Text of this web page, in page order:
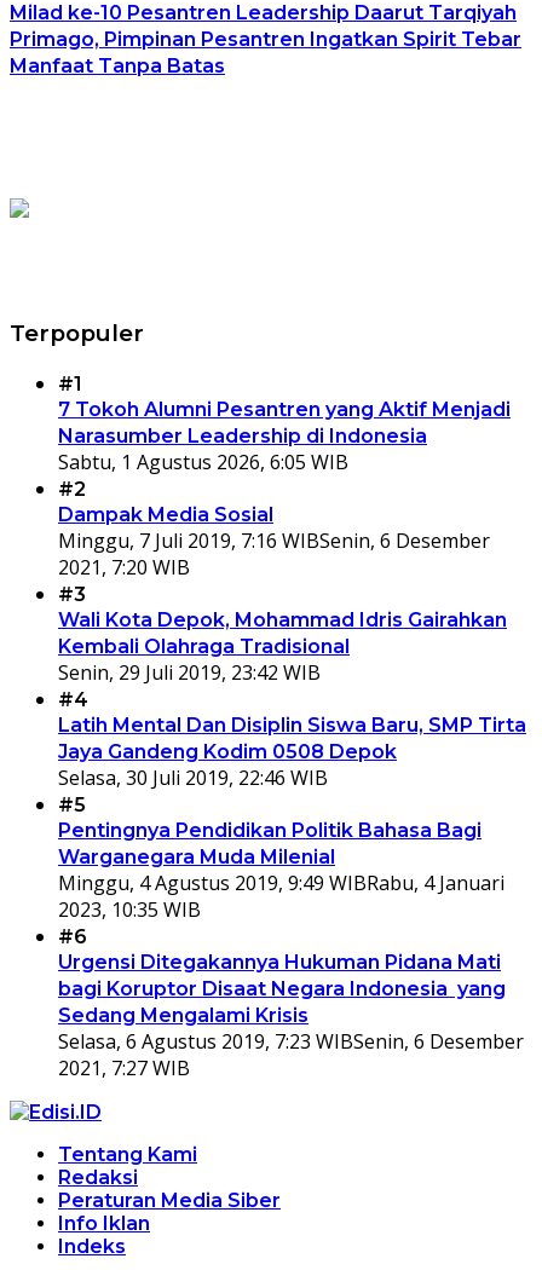
Milad ke-10 Pesantren Leadership Daarut Tarqiyah
Primago, Pimpinan Pesantren Ingatkan Spirit Tebar
Manfaat Tanpa Batas
Terpopuler
#1
7 Tokoh Alumni Pesantren yang Aktif Menjadi
Narasumber Leadership di Indonesia
Sabtu, 1 Agustus 2026, 6:05 WIB
#2
Dampak Media Sosial
Minggu, 7 Juli 2019, 7:16 WIBSenin, 6 Desember
2021, 7:20 WIB
#3
Wali Kota Depok, Mohammad Idris Gairahkan
Kembali Olahraga Tradisional
Senin, 29 Juli 2019, 23:42 WIB
#4
Latih Mental Dan Disiplin Siswa Baru, SMP Tirta
Jaya Gandeng Kodim 0508 Depok
Selasa, 30 Juli 2019, 22:46 WIB
#5
Pentingnya Pendidikan Politik Bahasa Bagi
Warganegara Muda Milenial
Minggu, 4 Agustus 2019, 9:49 WIBRabu, 4 Januari
2023, 10:35 WIB
#6
Urgensi Ditegakannya Hukuman Pidana Mati
bagi Koruptor Disaat Negara Indonesia yang
Sedang Mengalami Krisis
Selasa, 6 Agustus 2019, 7:23 WIBSenin, 6 Desember
2021, 7:27 WIB
Tentang Kami
Redaksi
Peraturan Media Siber
Info Iklan
Indeks